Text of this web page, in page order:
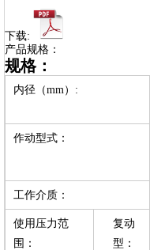
下载:
产品规格：
规格：
内径（mm）:
作动型式：
工作介质：
使用压力范
围：
复动
型：